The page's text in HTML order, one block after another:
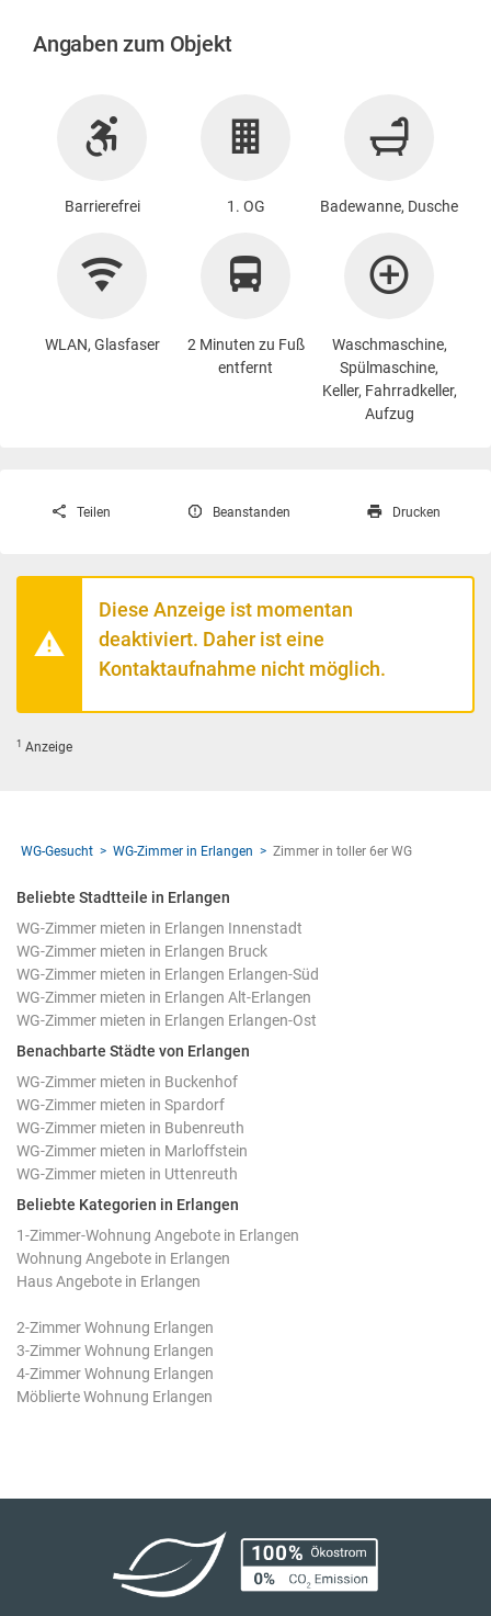
Angaben zum Objekt
Barrierefrei 1. OG Badewanne, Dusche
WLAN, Glasfaser
2 Minuten zu Fuß
entfernt
Waschmaschine,
Spülmaschine,
Keller, Fahrradkeller,
Aufzug
Teilen Beanstanden Drucken
Diese Anzeige ist momentan
deaktiviert. Daher ist eine
Kontaktaufnahme nicht möglich.
1 Anzeige
WG-Gesucht WG-Zimmer in Erlangen Zimmer in toller 6er WG
Beliebte Stadtteile in Erlangen
WG-Zimmer mieten in Erlangen Innenstadt
WG-Zimmer mieten in Erlangen Bruck
WG-Zimmer mieten in Erlangen Erlangen-Süd
WG-Zimmer mieten in Erlangen Alt-Erlangen
WG-Zimmer mieten in Erlangen Erlangen-Ost
Benachbarte Städte von Erlangen
WG-Zimmer mieten in Buckenhof
WG-Zimmer mieten in Spardorf
WG-Zimmer mieten in Bubenreuth
WG-Zimmer mieten in Marloffstein
WG-Zimmer mieten in Uttenreuth
Beliebte Kategorien in Erlangen
1-Zimmer-Wohnung Angebote in Erlangen
Wohnung Angebote in Erlangen
Haus Angebote in Erlangen
2-Zimmer Wohnung Erlangen
3-Zimmer Wohnung Erlangen
4-Zimmer Wohnung Erlangen
Möblierte Wohnung Erlangen